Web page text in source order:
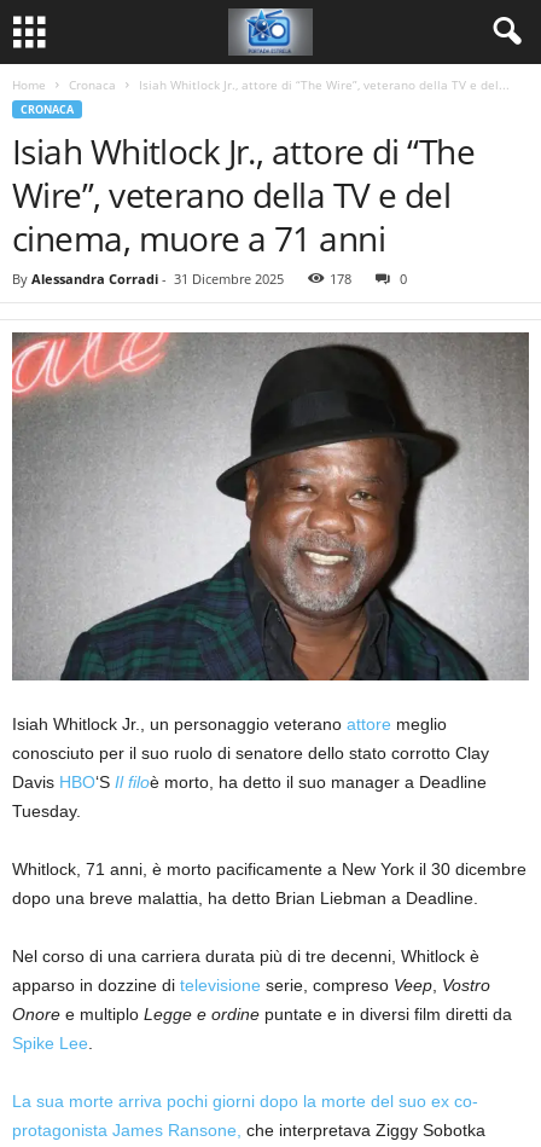
Home Cronaca Isiah Whitlock Jr., attore di “The Wire”, veterano della TV e del...
CRONACA
Isiah Whitlock Jr., attore di “The
Wire”, veterano della TV e del
cinema, muore a 71 anni
By Alessandra Corradi - 31 Dicembre 2025 178 0
Isiah Whitlock Jr., un personaggio veterano attore meglio
conosciuto per il suo ruolo di senatore dello stato corrotto Clay
Davis HBO‘S Il filoè morto, ha detto il suo manager a Deadline
Tuesday.
Whitlock, 71 anni, è morto pacificamente a New York il 30 dicembre
dopo una breve malattia, ha detto Brian Liebman a Deadline.
Nel corso di una carriera durata più di tre decenni, Whitlock è
apparso in dozzine di televisione serie, compreso Veep Vostro
Onore e multiplo Legge e ordine puntate e in diversi film diretti da
Spike Lee
La sua morte arriva pochi giorni dopo la morte del suo ex co-
protagonista James Ransone, che interpretava Ziggy Sobotka